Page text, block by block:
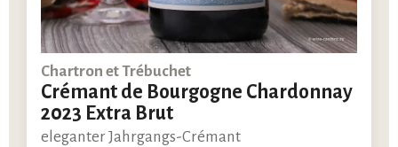
Chartron et Trébuchet
Crémant de Bourgogne Chardonnay
2023 Extra Brut
eleganter Jahrgangs-Crémant